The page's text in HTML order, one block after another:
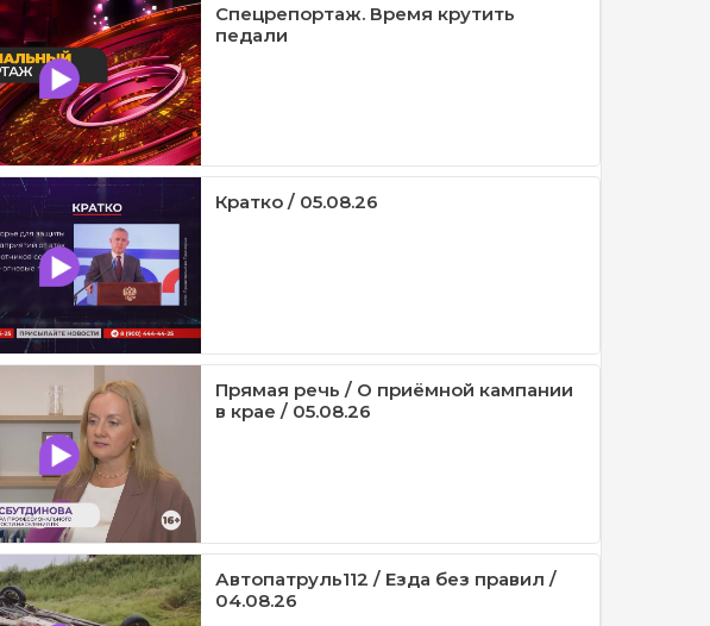
Спецрепортаж. Время крутить
педали
Кратко / 05.08.26
Прямая речь / О приёмной кампании
в крае / 05.08.26
Автопатруль112 / Езда без правил /
04.08.26